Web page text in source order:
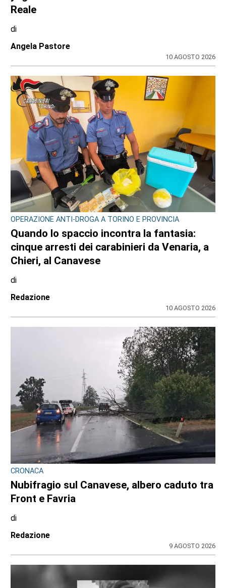
Chieri, al Canavese
di
Redazione
CRONACA
Nubifragio sul Canavese, albero caduto tra
Front e Favria
LANZO
Ciclisti travolti a Lanzo, parla l’investitore:
«Chiedo perdono, un raptus inspiegabile».
Ma le indagini scavano nel suo passato
di
Redazione
ULTIME NOTIZIE